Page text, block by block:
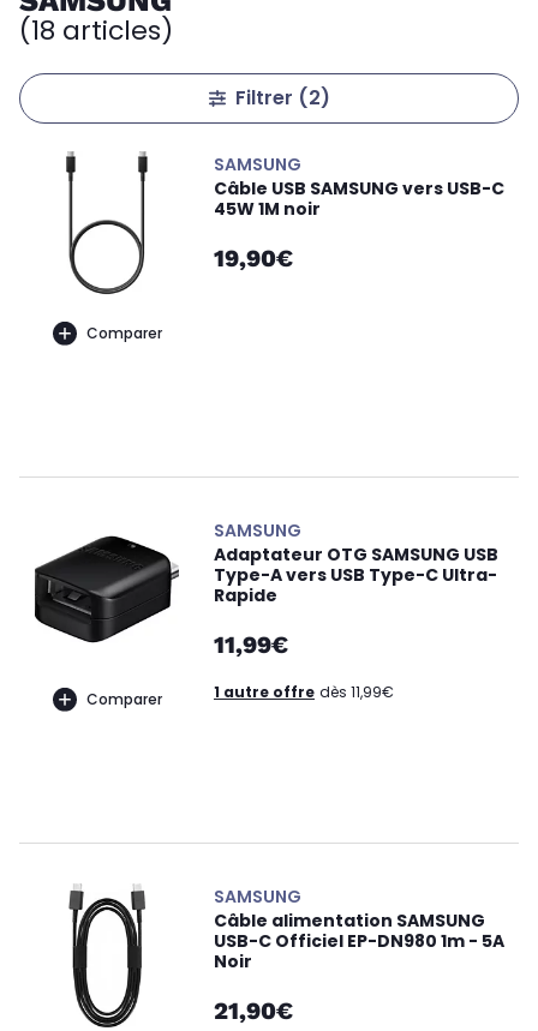
(18 articles)
Filtrer (2)
Comparer
SAMSUNG
Câble USB SAMSUNG vers USB-C
45W 1M noir
19,90€
Comparer
SAMSUNG
Adaptateur OTG SAMSUNG USB
Type-A vers USB Type-C Ultra-
Rapide
11,99€
1 autre offre dès 11,99€
SAMSUNG
Câble alimentation SAMSUNG
USB-C Officiel EP-DN980 1m - 5A
Noir
21,90€